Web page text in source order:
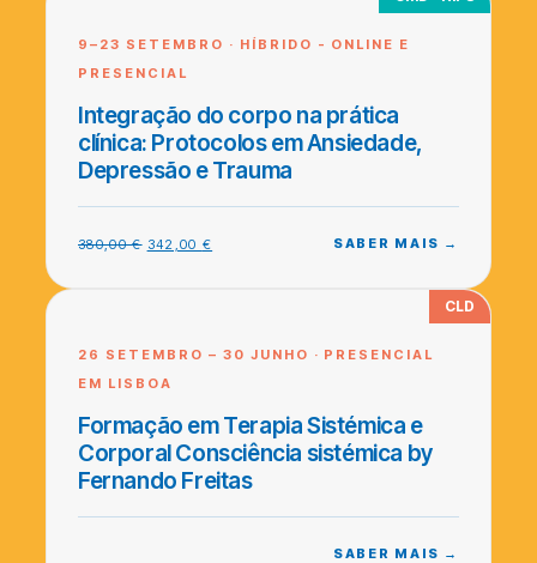
9–23 SETEMBRO · HÍBRIDO - ONLINE E
PRESENCIAL
Integração do corpo na prática
clínica: Protocolos em Ansiedade,
Depressão e Trauma
380,00€ 342,00 € SABER MAIS →
CLD
26 SETEMBRO – 30 JUNHO · PRESENCIAL
EM LISBOA
Formação em Terapia Sistémica e
Corporal Consciência sistémica by
Fernando Freitas
SABER MAIS →